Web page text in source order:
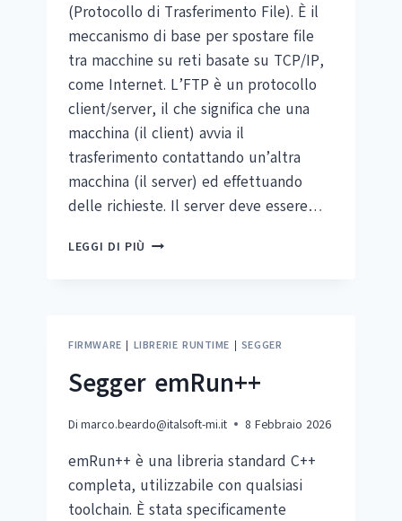
(Protocollo di Trasferimento File). È il
meccanismo di base per spostare file
tra macchine su reti basate su TCP/IP,
come Internet. L’FTP è un protocollo
client/server, il che significa che una
macchina (il client) avvia il
trasferimento contattando un’altra
macchina (il server) ed effettuando
delle richieste. Il server deve essere…
LEGGI DI PIÙ SEGGER
FIRMWARE | LIBRERIE RUNTIME | SEGGER
Segger emRun++
Di marco.beardo@italsoft-mi.it 8 Febbraio 2026
emRun++ è una libreria standard C++
completa, utilizzabile con qualsiasi
toolchain. È stata specificamente